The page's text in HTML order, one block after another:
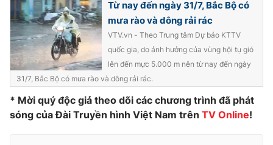
Từ nay đến ngày 31/7, Bắc Bộ có
mưa rào và dông rải rác
VTV.vn - Theo Trung tâm Dự báo KTTV
quốc gia, do ảnh hưởng của vùng hội tụ gió
lên đến mực 5.000 m nên từ nay đến ngày
31/7, Bắc Bộ có mưa rào và dông rải rác.
* Mời quý độc giả theo dõi các chương trình đã phát
sóng của Đài Truyền hình Việt Nam trên TV Online!